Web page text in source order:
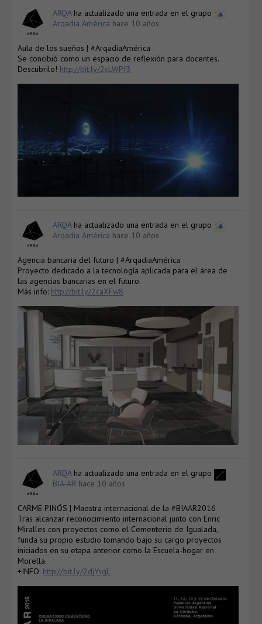
ARQAha actualizado una entrada en el grupo
Arqadia América hace 10 años
Aula de los sueños | #ArqadiaAmérica
Se concibió como un espacio de reflexión para docentes.
Descubrilo! http://bit.ly/2cLWPf3
ARQAha actualizado una entrada en el grupo
Arqadia América hace 10 años
Agencia bancaria del futuro | #ArqadiaAmérica
Proyecto dedicado a la tecnología aplicada para el área de
las agencias bancarias en el futuro.
Más info: http://bit.ly/2caXFw8
ARQAha actualizado una entrada en el grupo
BIA-AR hace 10 años
CARME PINÓS | Maestra internacional de la #BIAAR2016
Tras alcanzar reconocimiento internacional junto con Enric
Miralles con proyectos como el Cementerio de Igualada,
funda su propio estudio tomando bajo su cargo proyectos
iniciados en su etapa anterior como la Escuela-hogar en
Morella.
+INFO: http://bit.ly/2djYsgL